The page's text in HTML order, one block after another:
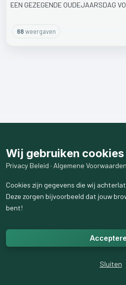
EEN GEZEGENDE OUDEJAARSDAG
68weergaven
Wij gebruiken cookies
Privacy Beleid · Algemene Voorwaarden
Cookies zijn gegevens die wij
Deze zorgen bijvoorbeeld dat jouw
bent!
Sluiten